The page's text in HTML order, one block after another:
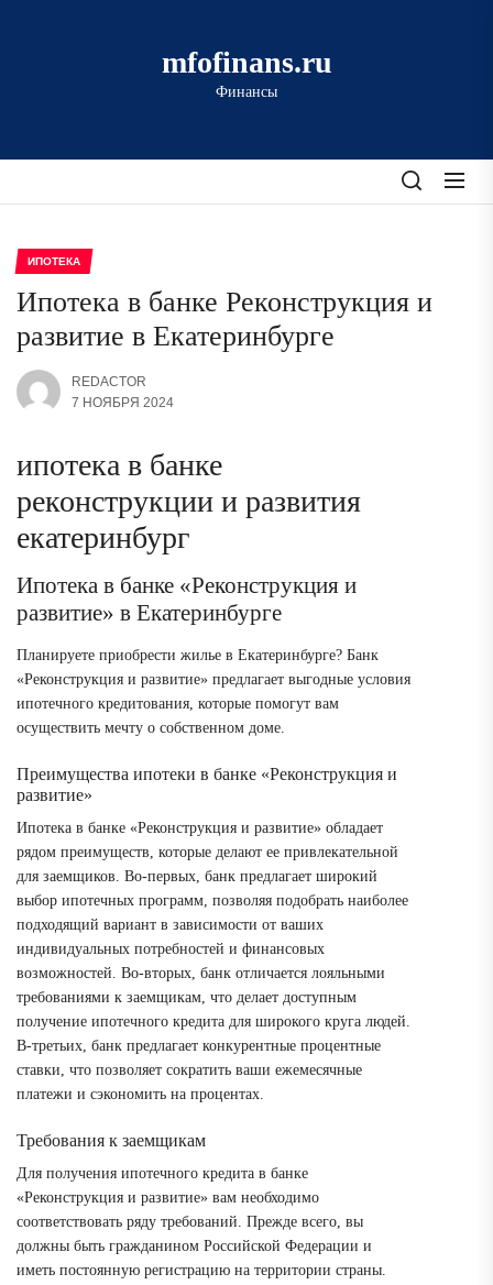
mfofinans.ru
Финансы
ИПОТЕКА
Ипотека в банке Реконструкция и
развитие в Екатеринбурге
REDACTOR
7 НОЯБРЯ 2024
ипотека в банке
реконструкции и развития
екатеринбург
Ипотека в банке «Реконструкция и
развитие» в Екатеринбурге
Планируете приобрести жилье в Екатеринбурге? Банк
«Реконструкция и развитие» предлагает выгодные условия
ипотечного кредитования, которые помогут вам
осуществить мечту о собственном доме.
Преимущества ипотеки в банке «Реконструкция и
развитие»
Ипотека в банке «Реконструкция и развитие» обладает
рядом преимуществ, которые делают ее привлекательной
для заемщиков. Во-первых, банк предлагает широкий
выбор ипотечных программ, позволяя подобрать наиболее
подходящий вариант в зависимости от ваших
индивидуальных потребностей и финансовых
возможностей. Во-вторых, банк отличается лояльными
требованиями к заемщикам, что делает доступным
получение ипотечного кредита для широкого круга людей.
В-третьих, банк предлагает конкурентные процентные
ставки, что позволяет сократить ваши ежемесячные
платежи и сэкономить на процентах.
Требования к заемщикам
Для получения ипотечного кредита в банке
«Реконструкция и развитие» вам необходимо
соответствовать ряду требований. Прежде всего, вы
должны быть гражданином Российской Федерации и
иметь постоянную регистрацию на территории страны.